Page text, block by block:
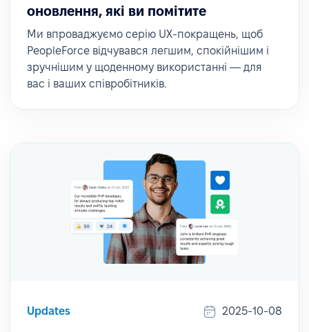
оновлення, які ви помітите
Ми впроваджуємо серію UX-покращень, щоб
PeopleForce відчувався легшим, спокійнішим і
зручнішим у щоденному використанні — для
вас і ваших співробітників.
Updates 2025-10-08